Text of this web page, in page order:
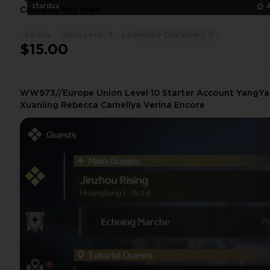
stardux
Convene Not used
$15.00
WW973//Europe Union Level 10 Starter Account
Xuanling Rebecca Camellya Verina Encore